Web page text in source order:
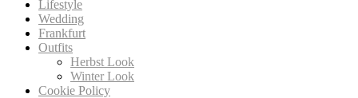
Lifestyle
Wedding
Frankfurt
Outfits
Herbst Look
Winter Look
Cookie Policy